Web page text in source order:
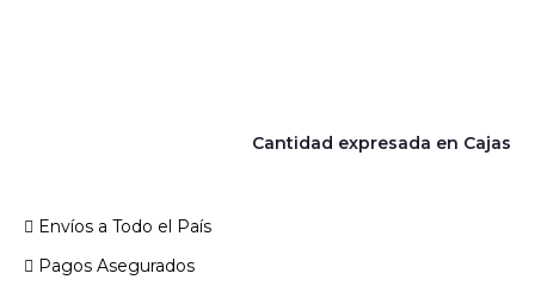
Cantidad expresada en Cajas
Envíos a Todo el País
Pagos Asegurados